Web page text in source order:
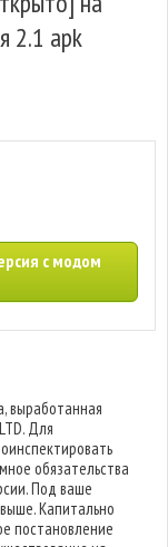
2.1 apk
с модом
выработанная
Для
обязательства
Под ваше
Капитально
постановление